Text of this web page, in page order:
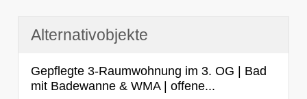
Alternativobjekte
Gepflegte 3-Raumwohnung im 3. OG | Bad
mit Badewanne & WMA | offene...